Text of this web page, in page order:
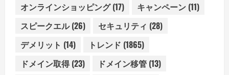
オンラインショッピング(17) キャンペーン (11)
スピークエル(26) セキュリティ (28)
デメリット (14) トレンド (1865)
ドメイン取得(23) ドメイン移管 (13)